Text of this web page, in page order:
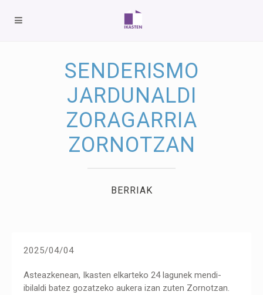
SENDERISMO
JARDUNALDI
ZORAGARRIA
ZORNOTZAN
BERRIAK
2025/04/04
Asteazkenean, Ikasten elkarteko 24 lagunek mendi-
ibilaldi batez gozatzeko aukera izan zuten Zornotzan.